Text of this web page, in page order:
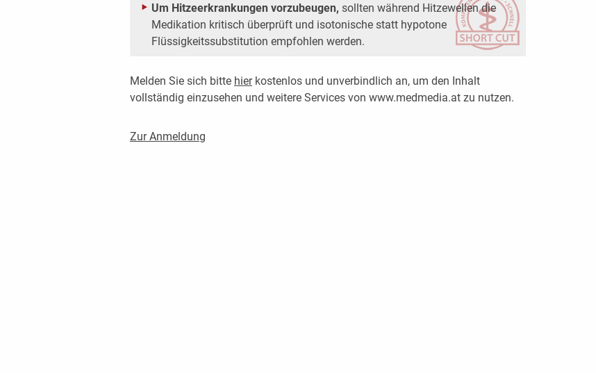
Um Hitzeerkrankungen vorzubeugen, sollten während Hitzewellen die
Medikation kritisch überprüft und isotonische statt hypotone
Flüssigkeitssubstitution empfohlen werden.
Melden Sie sich bitte hierkostenlos und unverbindlich an, um den Inhalt
vollständig einzusehen und weitere Services von www.medmedia.at zu nutzen.
Zur Anmeldung